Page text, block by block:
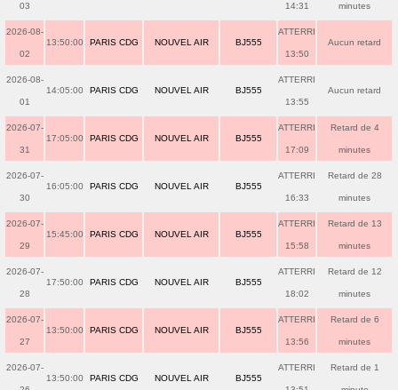
03 14:31 minutes
2026-08-
02
13:50:00 PARIS CDG NOUVEL AIR BJ555
ATTERRI
13:50
Aucun retard
2026-08-
01
14:05:00 PARIS CDG NOUVEL AIR BJ555
ATTERRI
13:55
Aucun retard
2026-07-
31
17:05:00 PARIS CDG NOUVEL AIR BJ555
ATTERRI
17:09
Retard de 4
minutes
2026-07-
30
16:05:00 PARIS CDG NOUVEL AIR BJ555
ATTERRI
16:33
Retard de 28
minutes
2026-07-
29
15:45:00 PARIS CDG NOUVEL AIR BJ555
ATTERRI
15:58
Retard de 13
minutes
2026-07-
28
17:50:00 PARIS CDG NOUVEL AIR BJ555
ATTERRI
18:02
Retard de 12
minutes
2026-07-
27
13:50:00 PARIS CDG NOUVEL AIR BJ555
ATTERRI
13:56
Retard de 6
minutes
2026-07-
13:50:00 PARIS CDG NOUVEL AIR BJ555
ATTERRI Retard de 1